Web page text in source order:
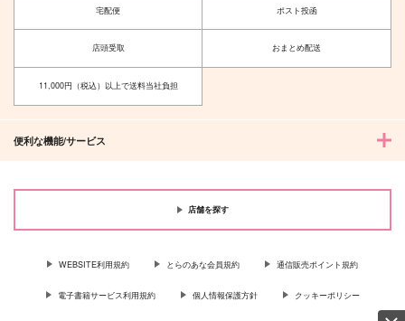
宅配便 ポスト投函
店頭受取 おまとめ配送
11,000円（税込）以上で送料当社負担
便利な機能/サービス
店舗を探す
WEBSITE利用規約 とらのあな会員規約 通信販売ポイント規約
電子書籍サービス利用規約 個人情報保護方針 クッキーポリシー